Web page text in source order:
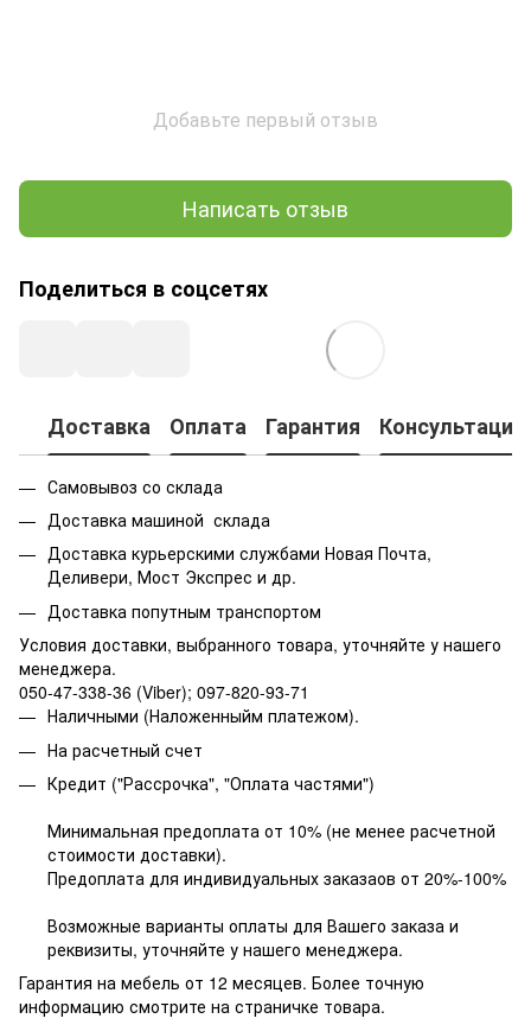
Добавьте первый отзыв
Написать отзыв
Поделиться в соцсетях
Доставка Оплата Гарантия Консультация
Самовывоз со склада
Доставка машиной склада
Доставка курьерскими службами Новая Почта,
Деливери, Мост Экспрес и др.
Доставка попутным транспортом
Условия доставки, выбранного товара, уточняйте у нашего
менеджера.
050-47-338-36 (Viber); 097-820-93-71
Наличными (Наложенныйм платежом).
На расчетный счет
Кредит ("Рассрочка", "Оплата частями")
Минимальная предоплата от 10% (не менее расчетной
стоимости доставки).
Предоплата для индивидуальных заказаов от 20%-100%
Возможные варианты оплаты для Вашего заказа и
реквизиты, уточняйте у нашего менеджера.
Гарантия на мебель от 12 месяцев. Более точную
информацию смотрите на страничке товара.